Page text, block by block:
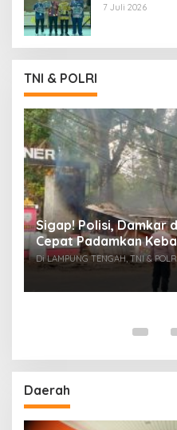
7 Juli 2026
TNI & POLRI
Sigap! Polisi, Damkar
Cepat Padamkan
di Prosida Bandar
Di LAMPUNG TENGAH, TNI &
Daerah